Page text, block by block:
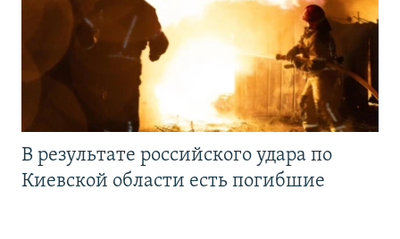
В результате российского удара по
Киевской области есть погибшие